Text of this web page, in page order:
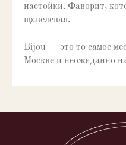
настойки. Фаворит,
щавелевая.
Bijou — это то самое
Москве и неожиданно
КАК НАС
Москва, ул. 2-я
кухни: доступная гастрономия,
лишнего